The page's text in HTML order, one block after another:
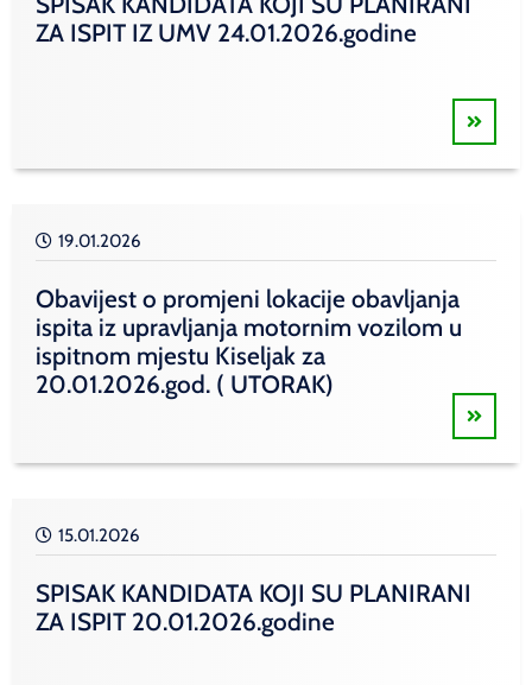
ZA ISPIT IZ UMV 24.01.2026.godine
19.01.2026
Obavijest o promjeni lokacije obavljanja
ispita iz upravljanja motornim vozilom u
ispitnom mjestu Kiseljak za
20.01.2026.god. ( UTORAK)
15.01.2026
SPISAK KANDIDATA KOJI SU PLANIRANI
ZA ISPIT 20.01.2026.godine